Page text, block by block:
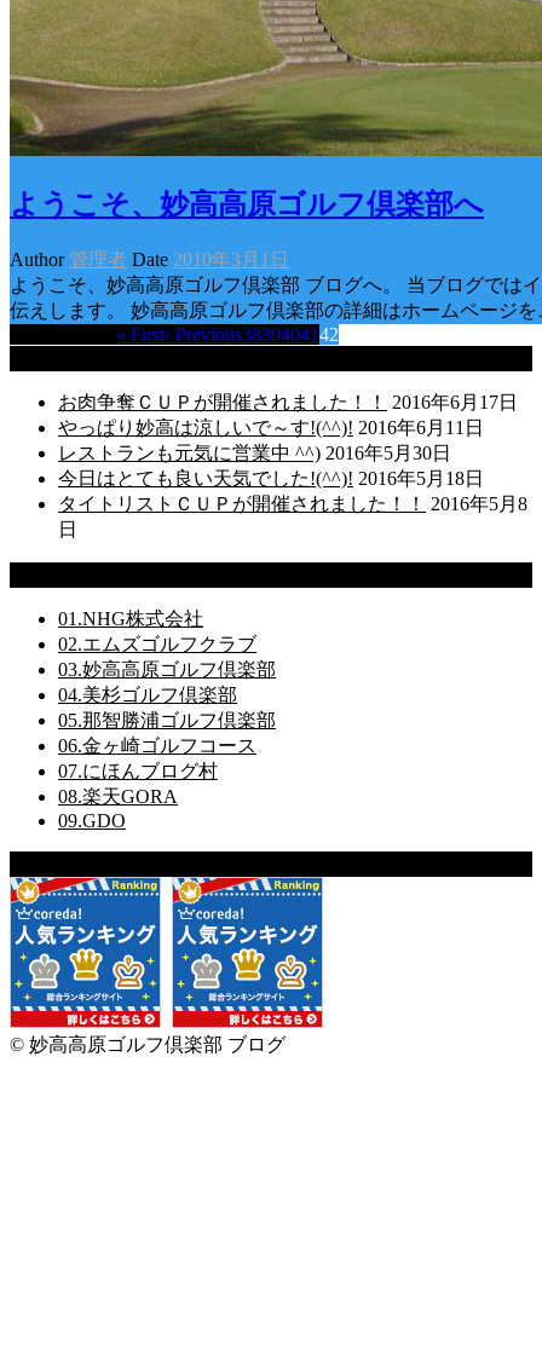
ようこそ、妙高高原ゴルフ倶楽部へ
Author 管理者 Date 2010年3月1日
ようこそ、妙高高原ゴルフ倶楽部 ブログへ。 当ブログでは
伝えします。 妙高高原ゴルフ倶楽部の詳細はホームページ
« First‹ Previous3839404142
お肉争奪ＣＵＰが開催されました！！
2016年6月17日
やっぱり妙高は涼しいで～す!(^^)! 2016年6月11日
レストランも元気に営業中 ^^) 2016年5月30日
今日はとても良い天気でした!(^^)! 2016年5月18日
タイトリストＣＵＰが開催されました！！
2016年5月8
日
01.NHG株式会社
02.エムズゴルフクラブ
03.妙高高原ゴルフ倶楽部
04.美杉ゴルフ倶楽部
05.那智勝浦ゴルフ倶楽部
06.金ヶ崎ゴルフコース
07.にほんブログ村
08.楽天GORA
09.GDO
© 妙高高原ゴルフ倶楽部 ブログ